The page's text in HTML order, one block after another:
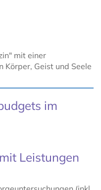
mit einer
Geist und Seele
im
Leistungen